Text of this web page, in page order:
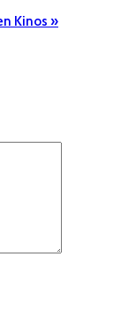
Kinos »